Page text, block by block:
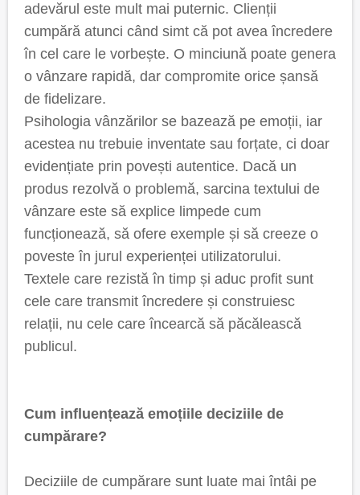
adevărul este mult mai puternic. Clienții
cumpără atunci când simt că pot avea încredere
în cel care le vorbește. O minciună poate genera
o vânzare rapidă, dar compromite orice șansă
de fidelizare.
Psihologia vânzărilor se bazează pe emoții, iar
acestea nu trebuie inventate sau forțate, ci doar
evidențiate prin povești autentice. Dacă un
produs rezolvă o problemă, sarcina textului de
vânzare este să explice limpede cum
funcționează, să ofere exemple și să creeze o
poveste în jurul experienței utilizatorului.
Textele care rezistă în timp și aduc profit sunt
cele care transmit încredere și construiesc
relații, nu cele care încearcă să păcălească
publicul.
Cum influențează emoțiile deciziile de
cumpărare?
Deciziile de cumpărare sunt luate mai întâi pe